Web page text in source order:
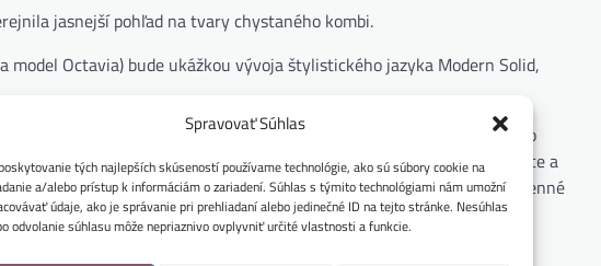
Spravovať Súhlas
tých najlepších skúseností používame technológie, ako sú súbory cookie na
a/alebo prístup k informáciám o zariadení. Súhlas s týmito technológiami nám umožní
údaje, ako je správanie pri prehliadaní alebo jedinečné ID na tejto stránke. Nesúhlas
odvolanie súhlasu môže nepriaznivo ovplyvniť určité vlastnosti a funkcie.
jasnejší pohľad na tvary chystaného kombi.
model Octavia) bude ukážkou vývoja štylistického jazyka Modern Solid,
rozvíjame náš dizajnový jazyk Modern Solid, zdokonaľujeme jeho
Nový dizajnový koncept zdôrazňuje naše odhodlanie posúvať hranice a
našej značky. Vision O je mimoriadne praktický pre každodenné